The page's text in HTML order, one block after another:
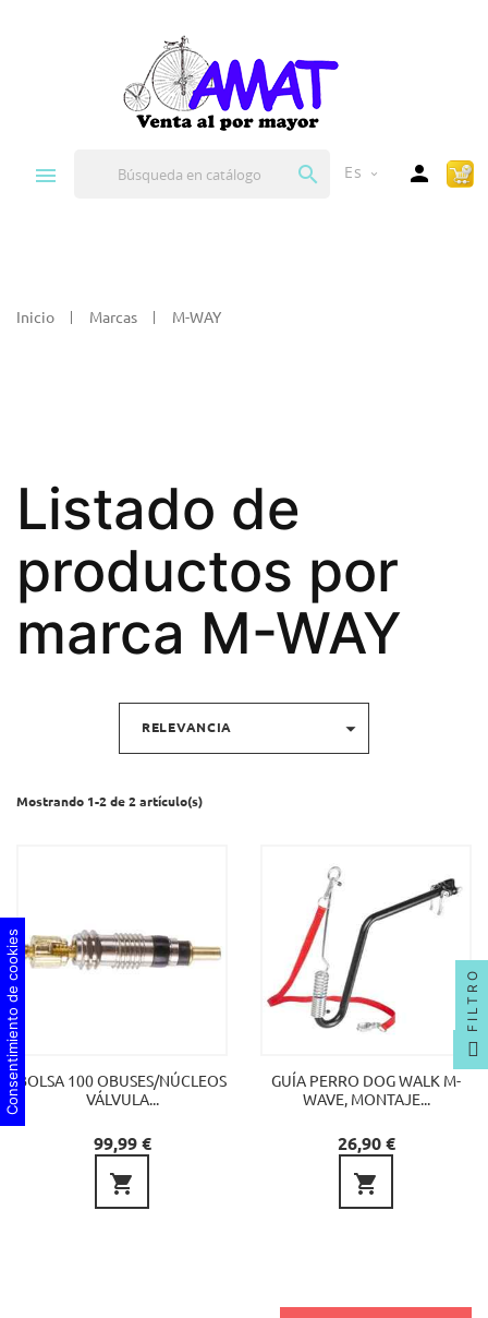
 Es expand_more 
Inicio Marcas M-WAY
Listado de
productos por
marca M-WAY
RELEVANCIA 
Mostrando 1-2 de 2 artículo(s)
BOLSA 100 OBUSES/NÚCLEOS
VÁLVULA...
Precio
99,99 €

GUÍA PERRO DOG WALK M-
WAVE, MONTAJE...
Precio
26,90 €

FILTRO
Consentimiento de cookies